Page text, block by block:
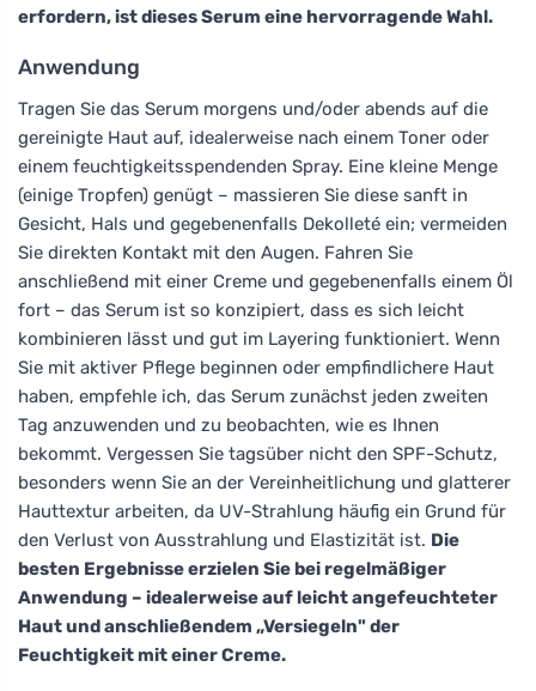
erfordern, ist dieses Serum eine hervorragende Wahl.
Anwendung
Tragen Sie das Serum morgens und/oder abends auf die
gereinigte Haut auf, idealerweise nach einem Toner oder
einem feuchtigkeitsspendenden Spray. Eine kleine Menge
(einige Tropfen) genügt – massieren Sie diese sanft in
Gesicht, Hals und gegebenenfalls Dekolleté ein; vermeiden
Sie direkten Kontakt mit den Augen. Fahren Sie
anschließend mit einer Creme und gegebenenfalls einem Öl
fort – das Serum ist so konzipiert, dass es sich leicht
kombinieren lässt und gut im Layering funktioniert. Wenn
Sie mit aktiver Pflege beginnen oder empfindlichere Haut
haben, empfehle ich, das Serum zunächst jeden zweiten
Tag anzuwenden und zu beobachten, wie es Ihnen
bekommt. Vergessen Sie tagsüber nicht den SPF-Schutz,
besonders wenn Sie an der Vereinheitlichung und glatterer
Hauttextur arbeiten, da UV-Strahlung häufig ein Grund für
den Verlust von Ausstrahlung und Elastizität ist. Die
besten Ergebnisse erzielen Sie bei regelmäßiger
Anwendung – idealerweise auf leicht angefeuchteter
Haut und anschließendem „Versiegeln" der
Feuchtigkeit mit einer Creme.